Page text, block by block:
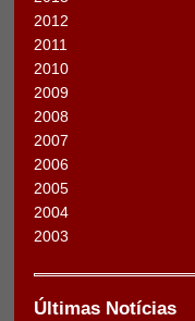
2012
2011
2010
2009
2008
2007
2006
2005
2004
2003
Últimas Notícias